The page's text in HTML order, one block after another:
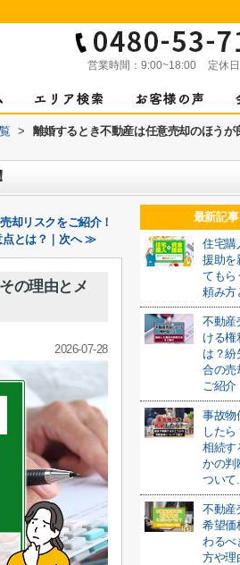
営業時間： 9:00~18:00 定休日
>
離婚するとき不動産は任意売却のほうが
却リスクをご紹介！
点とは？｜次へ ≫
の理由とメ
2026-07-28
最新記事
住宅購
援助を
てもら
頼み方
不動産
ける権
は？紛
合の売
ご紹介
事故物
したら
相続す
かの判
ついて
不動産
希望価
わるべ
方や理